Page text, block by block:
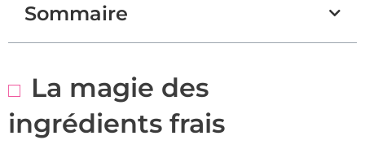
Sommaire
La magie des
ingrédients frais